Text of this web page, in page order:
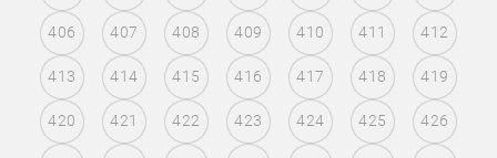
406 407 408 409 410 411 412
413 414 415 416 417 418 419
420 421 422 423 424 425 426